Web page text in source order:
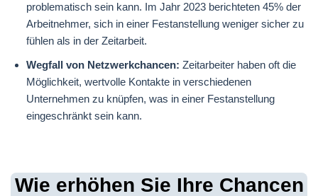
problematisch sein kann. Im Jahr 2023 berichteten 45% der
Arbeitnehmer, sich in einer Festanstellung weniger sicher zu
fühlen als in der Zeitarbeit.
Wegfall von Netzwerkchancen: Zeitarbeiter haben oft die
Möglichkeit, wertvolle Kontakte in verschiedenen
Unternehmen zu knüpfen, was in einer Festanstellung
eingeschränkt sein kann.
Wie erhöhen Sie Ihre Chancen